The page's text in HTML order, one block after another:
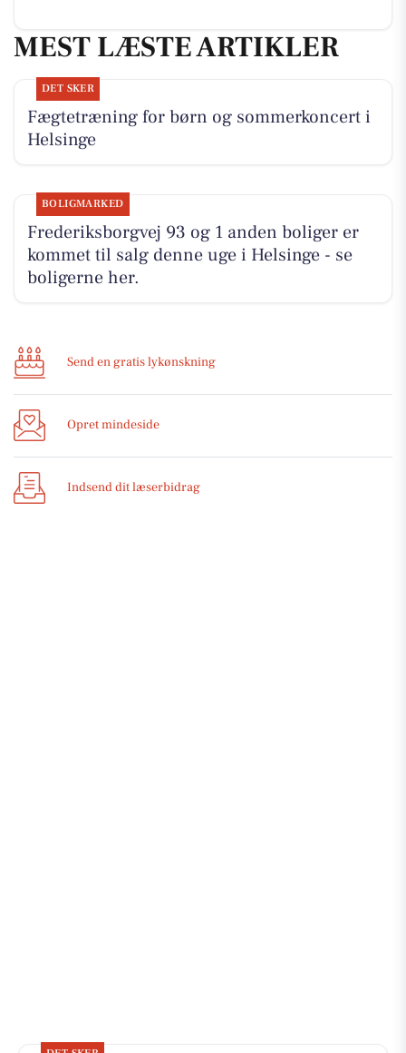
MEST LÆSTE ARTIKLER
DET SKER
Fægtetræning for børn og sommerkoncert i
Helsinge
BOLIGMARKED
Frederiksborgvej 93 og 1 anden boliger er
kommet til salg denne uge i Helsinge - se
boligerne her.
Send en gratis lykønskning
Opret mindeside
Indsend dit læserbidrag